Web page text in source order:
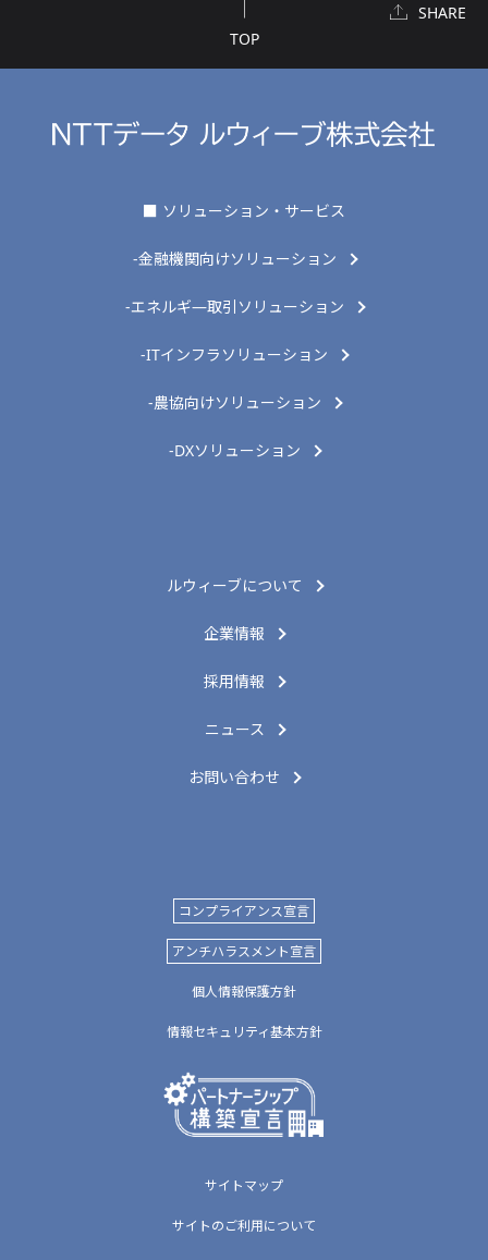
TOP
SHARE
■ ソリューション・サービス
-金融機関向けソリューション
-エネルギ―取引ソリューション
-ITインフラソリューション
-農協向けソリューション
-DXソリューション
ルウィーブについて
企業情報
採用情報
ニュース
お問い合わせ
コンプライアンス宣言
アンチハラスメント宣言
個人情報保護方針
情報セキュリティ基本方針
サイトマップ
サイトのご利用について